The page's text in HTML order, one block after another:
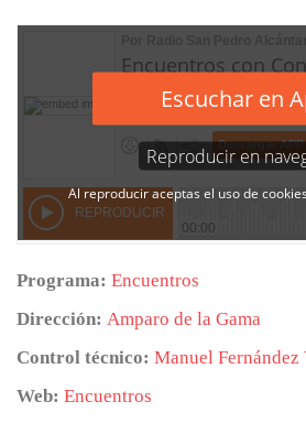
Programa: Encuentros
Dirección: Amparo de la Gama
Control técnico: Manuel
Web: Encuentros